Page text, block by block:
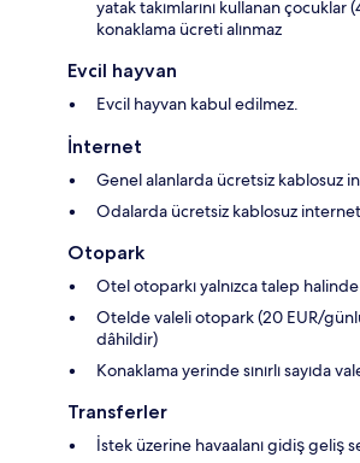
yatak takımlarını kullanan çocuklar
konaklama ücreti alınmaz
Evcil hayvan
Evcil hayvan kabul edilmez.
İnternet
Genel alanlarda ücretsiz kablosuz
Odalarda ücretsiz kablosuz
Otopark
Otel otoparkı yalnızca talep
Otelde valeli otopark (20 EUR/
dâhildir)
Konaklama yerinde sınırlı sayıda
Transferler
İstek üzerine havaalanı gidiş geliş